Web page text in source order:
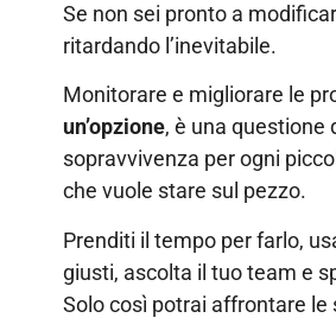
Se non sei pronto a
ritardando l’inevitabile.
Monitorare e migliorare le
un’opzione, è una questione
sopravvivenza per ogni
che vuole stare sul pezzo.
Prenditi il tempo per farlo,
giusti, ascolta il tuo team e
Solo così potrai affrontare le